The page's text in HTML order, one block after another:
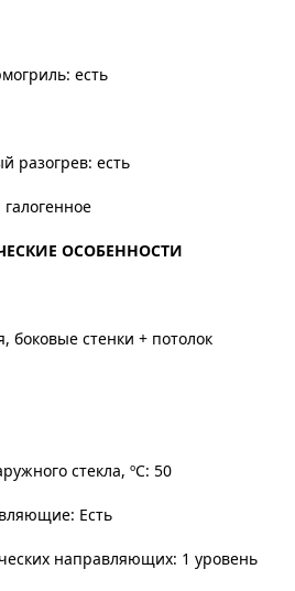
есть
разогрев: есть
ОСОБЕННОСТИ
боковые стенки + потолок
стекла, ºC: 50
Есть
направляющих: 1 уровень